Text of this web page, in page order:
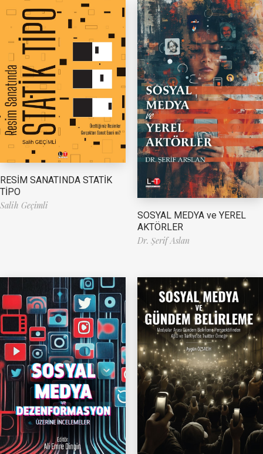
RESİM SANATINDA STATİK
TİPO
Salih Geçimli
SOSYAL MEDYA ve YEREL
AKTÖRLER
Dr. Şerif Aslan